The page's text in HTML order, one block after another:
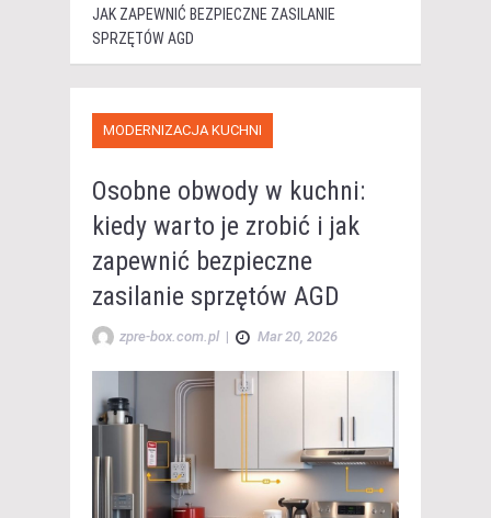
JAK ZAPEWNIĆ BEZPIECZNE ZASILANIE
SPRZĘTÓW AGD
MODERNIZACJA KUCHNI
Osobne obwody w kuchni:
kiedy warto je zrobić i jak
zapewnić bezpieczne
zasilanie sprzętów AGD
zpre-box.com.pl | Mar 20, 2026